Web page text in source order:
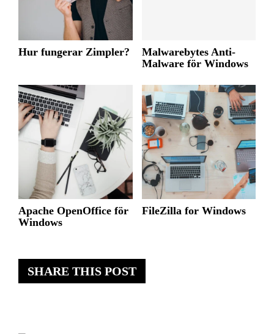
SHARE THIS POST
Hur fungerar Zimpler?
Malwarebytes Anti-
Malware för Windows
Apache OpenOffice för
Windows
FileZilla for Windows